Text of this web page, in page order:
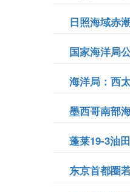
日照海域赤
国家海洋局
海洋局：西
墨西哥南部
蓬莱19-3油
东京首都圈